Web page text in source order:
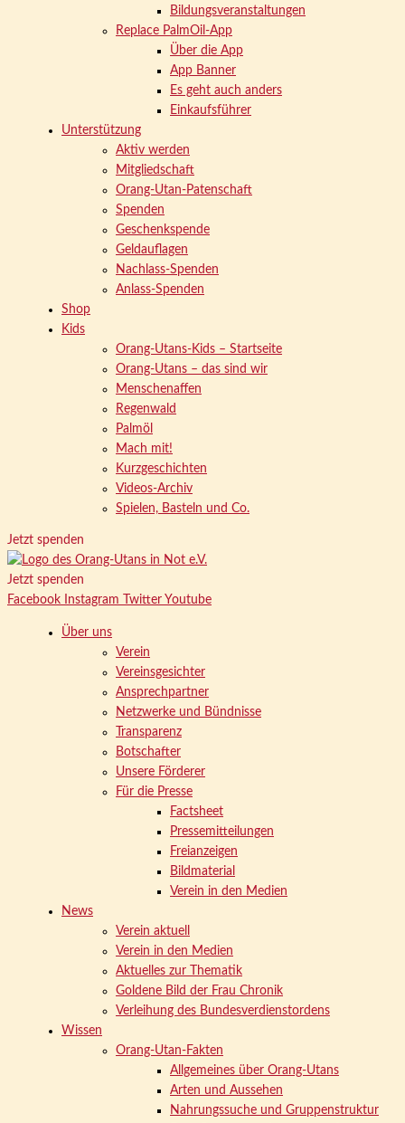
Bildungsveranstaltungen
Replace PalmOil-App
Über die App
App Banner
Es geht auch anders
Einkaufsführer
Unterstützung
Aktiv werden
Mitgliedschaft
Orang-Utan-Patenschaft
Spenden
Geschenkspende
Geldauflagen
Nachlass-Spenden
Anlass-Spenden
Shop
Kids
Orang-Utans-Kids – Startseite
Orang-Utans – das sind wir
Menschenaffen
Regenwald
Palmöl
Mach mit!
Kurzgeschichten
Videos-Archiv
Spielen, Basteln und Co.
Jetzt spenden
Jetzt spenden
Facebook
Instagram Twitter Youtube
Über uns
Verein
Vereinsgesichter
Ansprechpartner
Netzwerke und Bündnisse
Transparenz
Botschafter
Unsere Förderer
Für die Presse
Factsheet
Pressemitteilungen
Freianzeigen
Bildmaterial
Verein in den Medien
News
Verein aktuell
Verein in den Medien
Aktuelles zur Thematik
Goldene Bild der Frau Chronik
Verleihung des Bundesverdienstordens
Wissen
Orang-Utan-Fakten
Allgemeines über Orang-Utans
Arten und Aussehen
Nahrungssuche und Gruppenstruktur